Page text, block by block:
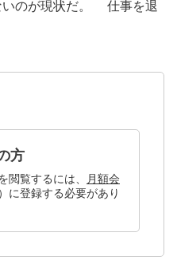
いのが現状だ。 仕事を退
方
閲覧するには、
月額会
に登録する必要があり